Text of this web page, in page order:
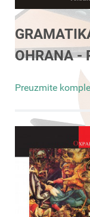
OHRANA -
Preuzmite